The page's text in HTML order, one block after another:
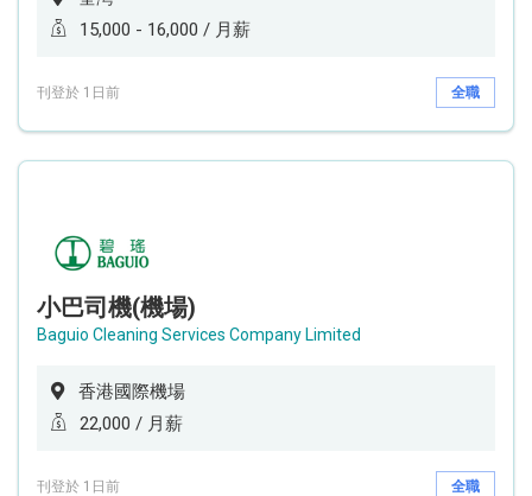
15,000 - 16,000 / 月薪
刊登於 1日前 全職
小巴司機(機場)
Baguio Cleaning Services Company Limited
香港國際機場
22,000 / 月薪
刊登於 1日前 全職